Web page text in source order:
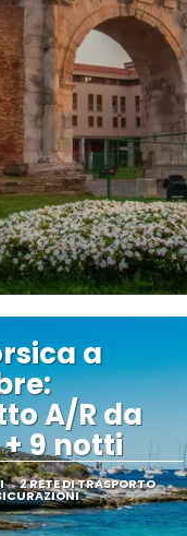
Vedere
a
A/R da
9 notti
2 RETE DI TRASPORTO